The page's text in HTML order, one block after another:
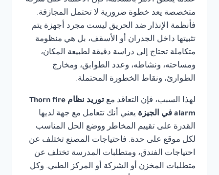
متخصصة يعد خطوة ضرورية لا تحتمل المجازفة.
فأنظمة الإنذار ضد الحريق ليست مجرد أجهزة يتم
تثبيتها داخل الجدران أو الأسقف، بل هي منظومة
متكاملة تحتاج إلى دراسة دقيقة لطبيعة المكان،
ومساحته، ونشاطه، وعدد الطوابق، ومخارج
الطوارئ، ونقاط الخطورة المحتملة.
لهذا السبب، فإن التعاقد مع
توريد نظام Thorn fire
alarm في الجيزة
يعني أنك تتعامل مع جهة لديها
القدرة على تقييم المخاطر ووضع الحل المناسب
لكل موقع على حدة. فاحتياجات المصنع تختلف عن
احتياجات الفندق، ومتطلبات المدرسة تختلف عن
متطلبات المخزن أو الشركة أو المركز الطبي. وكل